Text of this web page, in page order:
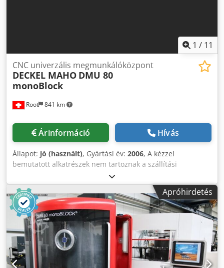
1 / 11
Root 841 km
CNC univerzális megmunkálóközpont
DECKEL MAHO DMU 80
monoBlock
Árinformáció Hívás
Állapot: jó (használt), Gyártási év: 2006, A kézzel
bemutatott alkatrészek nem tartoznak a szállítási
csomaghoz. Dkedpfx Adezk U Unoger A gép jó műszaki
állapotban van.
Apróhirdetés